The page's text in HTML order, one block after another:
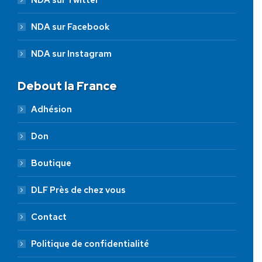
NDA sur Facebook
NDA sur Instagram
Debout la France
Adhésion
Don
Boutique
DLF Près de chez vous
Contact
Politique de confidentialité